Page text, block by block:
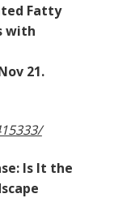
Fatty
with
21.
Is It the